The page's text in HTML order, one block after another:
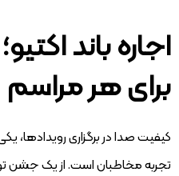
اجاره باند
برای هر مراسم
کیفیت صدا در برگزاری رویدادها،
تجربه مخاطبان است. از یک جشن